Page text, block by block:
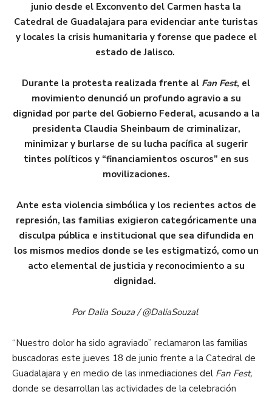
junio desde el Exconvento del Carmen hasta la
Catedral de Guadalajara para evidenciar ante turistas
y locales la crisis humanitaria y forense que padece el
estado de Jalisco.
Durante la protesta realizada frente al Fan Fest, el
movimiento denunció un profundo agravio a su
dignidad por parte del Gobierno Federal, acusando a la
presidenta Claudia Sheinbaum de criminalizar,
minimizar y burlarse de su lucha pacífica al sugerir
tintes políticos y “financiamientos oscuros” en sus
movilizaciones.
Ante esta violencia simbólica y los recientes actos de
represión, las familias exigieron categóricamente una
disculpa pública e institucional que sea difundida en
los mismos medios donde se les estigmatizó, como un
acto elemental de justicia y reconocimiento a su
dignidad.
Por Dalia Souza / @DaliaSouzal
“Nuestro dolor ha sido agraviado” reclamaron las familias
buscadoras este jueves 18 de junio frente a la Catedral de
Guadalajara y en medio de las inmediaciones del Fan Fest,
donde se desarrollan las actividades de la celebración